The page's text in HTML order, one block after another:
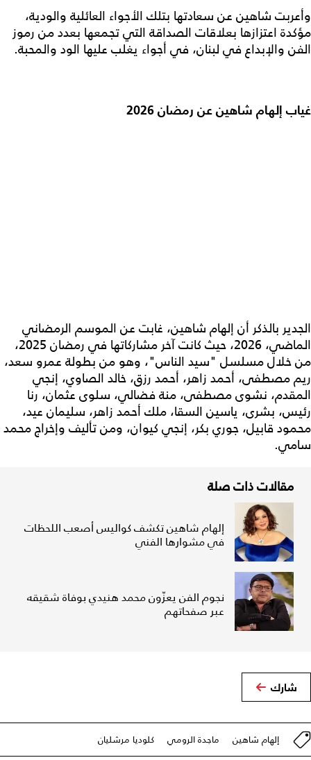
وأعربت شاهين عن سعادتها بتلك الأجواء العائلية والودية،
مؤكدة اعتزازها بعلاقات الصداقة التي تجمعها بعدد من رموز
الفن والإبداع في لبنان، في أجواء يغلب عليها الود والمحبة.
غياب إلهام شاهين عن رمضان 2026
الجدير بالذكر أن إلهام شاهين، غابت عن الموسم الرمضاني
الماضي، 2026، حيث كانت آخر مشاركاتها في رمضان 2025،
من خلال مسلسل "سيد الناس"، وهو من بطولة عمرو سعد،
ريم مصطفى، أحمد زاهر، أحمد رزق، خالد الصاوي، إنجي
المقدم، نشوى مصطفى، منة فضالي، سلوى عثمان، رنا
رئيس، بشرى، ياسين السقا، ملك أحمد زاهر، سليمان عيد،
محمود قابيل، جوري بكر، إنجي كيوان، ومن تأليف وإخراج محمد
سامي.
مقالات ذات صلة
إلهام شاهين تكشف كواليس أصعب اللحظات
في مشوارها الفني
نجوم الفن يعزّون محمد هنيدي بوفاة شقيقه
عبر صفحاتهم
شارك
إلهام شاهين ماجدة الرومي كلوديا مرشليان